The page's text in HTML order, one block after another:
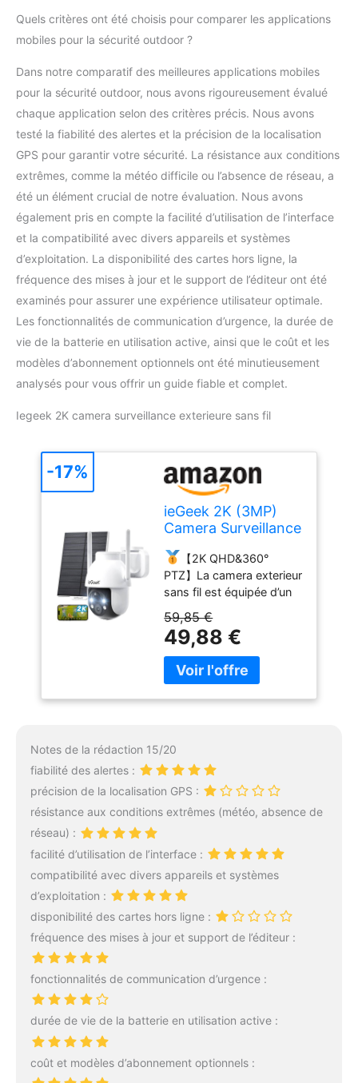
Quels critères ont été choisis pour comparer les applications
mobiles pour la sécurité outdoor ?
Dans notre comparatif des meilleures applications mobiles
pour la sécurité outdoor, nous avons rigoureusement évalué
chaque application selon des critères précis. Nous avons
testé la fiabilité des alertes et la précision de la localisation
GPS pour garantir votre sécurité. La résistance aux conditions
extrêmes, comme la météo difficile ou l’absence de réseau, a
été un élément crucial de notre évaluation. Nous avons
également pris en compte la facilité d’utilisation de l’interface
et la compatibilité avec divers appareils et systèmes
d’exploitation. La disponibilité des cartes hors ligne, la
fréquence des mises à jour et le support de l’éditeur ont été
examinés pour assurer une expérience utilisateur optimale.
Les fonctionnalités de communication d’urgence, la durée de
vie de la batterie en utilisation active, ainsi que le coût et les
modèles d’abonnement optionnels ont été minutieusement
analysés pour vous offrir un guide fiable et complet.
Iegeek 2K camera surveillance exterieure sans fil
ieGeek 2K (3MP)
Camera Surveillance
Fil Solaire ZY C2
【2K QHD&360°
PTZ】La camera exterieur
sans fil est équipée d’un
sensibilité 1/2,8 pouces,
associé à une grande
ouverture F2.0 qui
augmente la quantité de
restitue une image nette
moteur PTZ à rotation
360°, elle élimine tous les
angles morts.
6】La caméra solaire
extérieur est équipée d'un
panneau solaire
hautement efficace et
intègre une toute nouvelle
puce BC qui porte le
à 50%, garantissant ainsi
luminosité. Grâce à la
deux antennes haute
59,85 €
49,88 €
-17%
Notes de la rédaction 15/20
fiabilité des alertes :
précision de la localisation GPS :
résistance aux conditions extrêmes (météo, absence de
réseau) :
facilité d’utilisation de l’interface :
compatibilité avec divers appareils et systèmes
d’exploitation :
disponibilité des cartes hors ligne :
fréquence des mises à jour et support de l’éditeur :
fonctionnalités de communication d’urgence :
durée de vie de la batterie en utilisation active :
coût et modèles d’abonnement optionnels :